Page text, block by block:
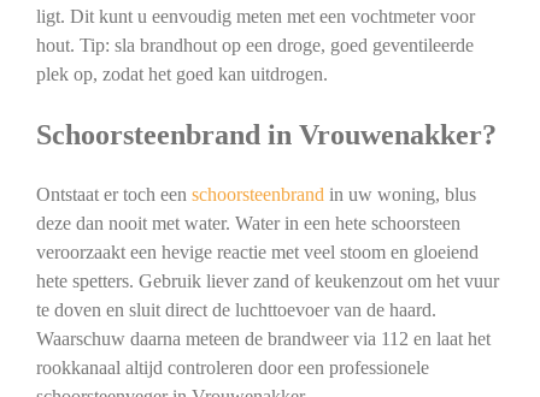
ligt. Dit kunt u eenvoudig meten met een vochtmeter voor
hout. Tip: sla brandhout op een droge, goed geventileerde
plek op, zodat het goed kan uitdrogen.
Schoorsteenbrand in Vrouwenakker?
Ontstaat er toch een schoorsteenbrand in uw woning, blus
deze dan nooit met water. Water in een hete schoorsteen
veroorzaakt een hevige reactie met veel stoom en gloeiend
hete spetters. Gebruik liever zand of keukenzout om het vuur
te doven en sluit direct de luchttoevoer van de haard.
Waarschuw daarna meteen de brandweer via 112 en laat het
rookkanaal altijd controleren door een professionele